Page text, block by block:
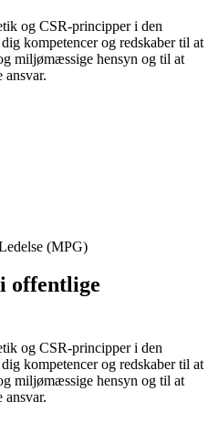
og CSR-principper i den
kompetencer og redskaber til at
miljømæssige hensyn og til at
ansvar.
(MPG)
offentlige
og CSR-principper i den
kompetencer og redskaber til at
miljømæssige hensyn og til at
ansvar.